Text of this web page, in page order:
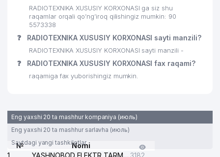
RADIOTEXNIKA XUSUSIY KORXONASI ga siz shu
raqamlar orqali qo’ng’iroq qilishingiz mumkin: 90
5573338
❓ RADIOTEXNIKA XUSUSIY KORXONASI sayti manzili?
RADIOTEXNIKA XUSUSIY KORXONASI sayti manzili -
❓ RADIOTEXNIKA XUSUSIY KORXONASI fax raqami?
raqamiga fax yuborishingiz mumkin.
Eng yaxshi 20 ta mashhur kompaniya (июль)
Eng yaxshi 20 ta mashhur sarlavha (июль)
Saytdagi yangi tashkilotlar
№
Nomi
1
YASHNOBOD ELEKTR TARMOG'I NOSOZLIKLARI XIZMATI 3182